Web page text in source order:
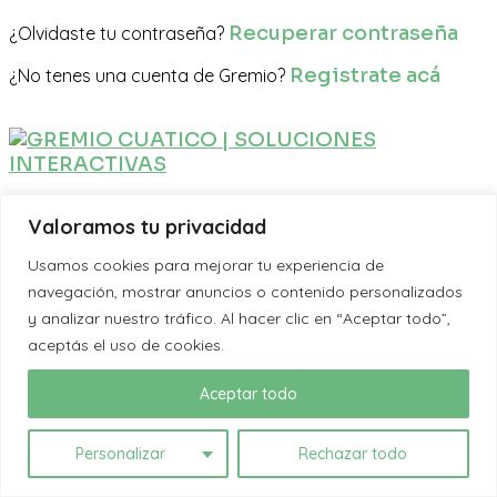
Valoramos tu privacidad
Usamos cookies para mejorar tu experiencia de
navegación, mostrar anuncios o contenido personalizados
y analizar nuestro tráfico. Al hacer clic en “Aceptar todo”,
aceptás el uso de cookies.
Personalizar Rechazar todo
Aceptar todo
¿Olvidaste tu contraseña? Recuperar contraseña
¿No tenes una cuenta de Gremio? Registrate acá